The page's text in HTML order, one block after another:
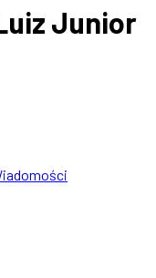
Junior